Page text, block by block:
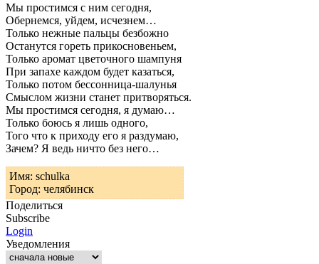
Мы простимся с ним сегодня,
Обернемся, уйдем, исчезнем…
Только нежные пальцы безбожно
Останутся гореть прикосновеньем,
Только аромат цветочного шампуня
При запахе каждом будет казаться,
Только потом бессонница-шалунья
Смыслом жизни станет притворяться.
Мы простимся сегодня, я думаю…
Только боюсь я лишь одного,
Того что к приходу его я раздумаю,
Зачем? Я ведь ничто без него…
Имя: schulka
Город: челябинск
Поделиться
Subscribe
Login
Уведомления